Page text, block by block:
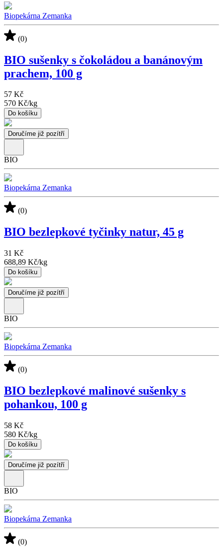
Biopekárna Zemanka
(0)
BIO sušenky s čokoládou a banánovým
prachem, 100 g
57 Kč
570 Kč/kg
Do košíku
Doručíme již pozítří
BIO
Biopekárna Zemanka
(0)
BIO bezlepkové tyčinky natur, 45 g
31 Kč
688,89 Kč/kg
Do košíku
Doručíme již pozítří
BIO
Biopekárna Zemanka
(0)
BIO bezlepkové malinové sušenky s
pohankou, 100 g
58 Kč
580 Kč/kg
Do košíku
Doručíme již pozítří
BIO
Biopekárna Zemanka
(0)